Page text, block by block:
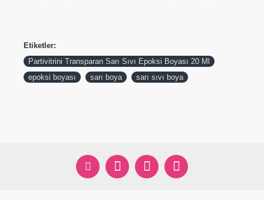
Etiketler:
Partivitrini Transparan Sarı Sıvı Epoksi Boyası 20 Ml
epoksi boyası
sarı boya sarı sıvı boya